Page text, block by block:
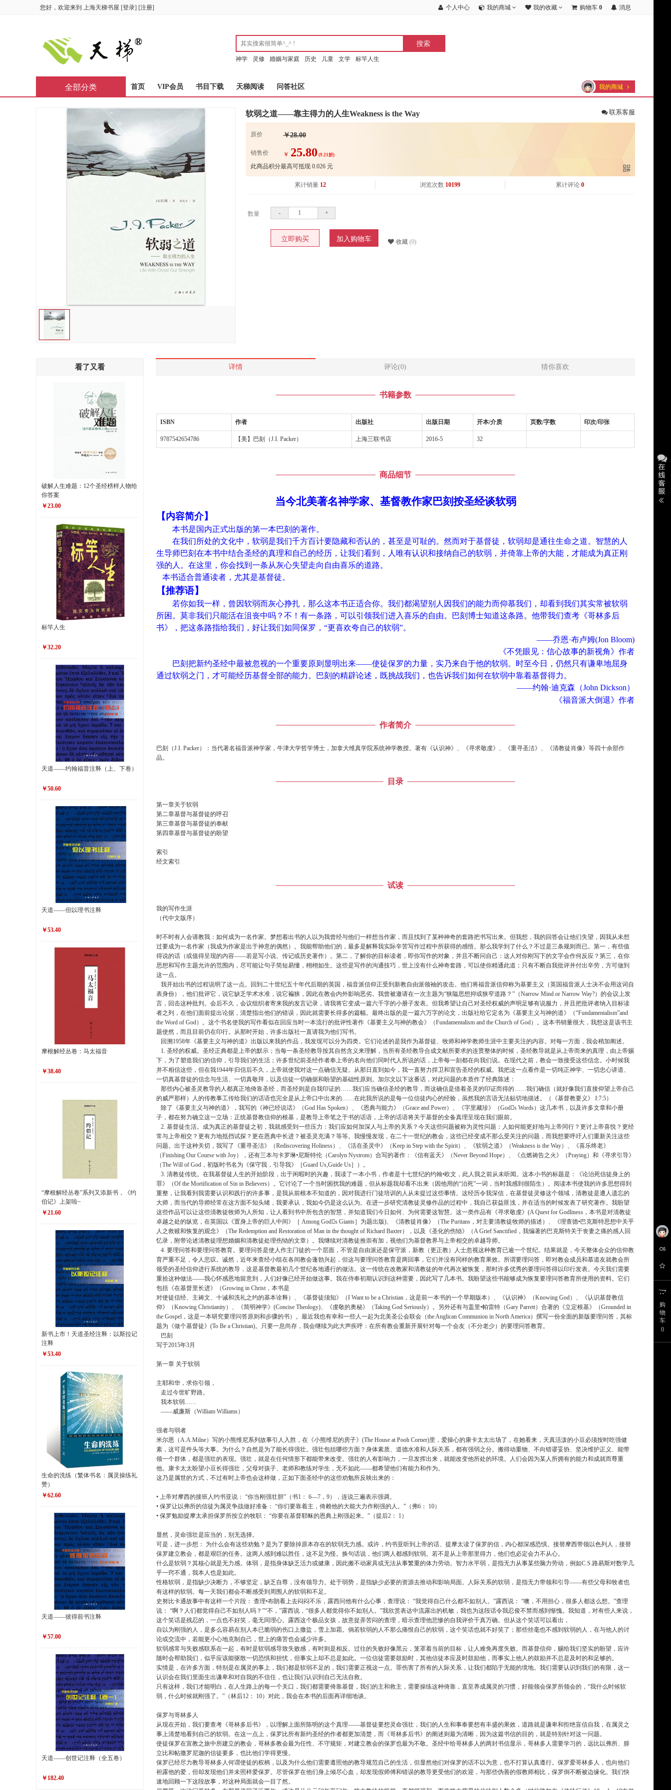
您好，欢迎来到 上海天梯书屋 [登录] [注册] 个人中心 我的商城 我的收藏 购物车 0 消息
神学 灵修 婚姻与家庭 历史 儿童 文学 标竿人生
首页 VIP会员 书目下载 天梯阅读 问答社区 我的商城
全部分类
软弱之道——靠主得力的人生Weakness is the Way 联系客服
原价 ￥28.00
销售价 ￥ 25.80 (9.21折)
此商品积分最高可抵现 0.026 元
累计销量 12 浏览次数 10199 累计评论 0
数量 - +
收藏 (0)
立即购买 加入购物车
看了又看
破解人生难题：12个圣经榜样人物给
你答案
￥23.00
标竿人生
￥32.20
天道——约翰福音注释（上、下卷）
￥50.60
天道——但以理书注释
￥53.40
摩根解经丛卷：马太福音
￥38.40
“摩根解经丛卷”系列又添新书，《约
伯记》上架啦~
￥21.60
新书上市！天道圣经注释：以斯拉记
注释
￥53.40
生命的洗练（繁体书名：属灵操练礼
赞）
￥62.60
天道——彼得前书注释
￥57.00
天道——创世记注释（全五卷）
￥182.40
详情 评论(0) 猜你喜欢
书籍参数
ISBN 作者 出版社 出版日期 开本/介质 页数/字数 印次/印张
9787542654786 【美】巴刻（J.I. Packer） 上海三联书店 2016-5 32
商品细节
当今北美著名神学家、基督教作家巴刻按圣经谈软弱
【内容简介】
本书是国内正式出版的第一本巴刻的著作。
在我们所处的文化中，软弱是我们千方百计要隐藏和否认的，甚至是可耻的。然而对于基督徒，软弱却是通往生命之道。智慧的人
生导师巴刻在本书中结合圣经的真理和自己的经历，让我们看到，人唯有认识和接纳自己的软弱，并倚靠上帝的大能，才能成为真正刚
强的人。在这里，你会找到一条从灰心失望走向自由喜乐的道路。
本书适合普通读者，尤其是基督徒。
【推荐语】
若你如我一样，曾因软弱而灰心挣扎，那么这本书正适合你。我们都渴望别人因我们的能力而仰慕我们，却看到我们其实常被软弱
所困。莫非我们只能活在沮丧中吗？不！有一条路，可以引领我们进入喜乐的自由。巴刻博士知道这条路。他带我们查考《哥林多后
书》，把这条路指给我们，好让我们如同保罗，“更喜欢夸自己的软弱”。
——乔恩·布卢姆(Jon Bloom)
《不凭眼见：信心故事的新视角》作者
巴刻把新约圣经中最被忽视的一个重要原则显明出来——使徒保罗的力量，实乃来自于他的软弱。时至今日，仍然只有谦卑地屈身
通过软弱之门，才可能经历基督全部的能力。巴刻的精辟论述，既挑战我们，也告诉我们如何在软弱中靠着基督得力。
——约翰·迪克森（John Dickson）
《福音派大倒退》作者
作者简介
巴刻（J.I. Packer）：当代著名福音派神学家，牛津大学哲学博士，加拿大维真学院系统神学教授。著有《认识神》、《寻求敬虔》、《重寻圣洁》、《清教徒肖像》等四十余部作
品。
目录
第一章关于软弱
第二章基督与基督徒的呼召
第三章基督与基督徒的奉献
第四章基督与基督徒的盼望
索引
经文索引
试读
我的写作生涯
（代中文版序）
时不时有人会请教我：如何成为一名作家。梦想着出书的人以为我曾经与他们一样想当作家，而且找到了某种神奇的套路把书写出来。但我想，我的回答会让他们失望，因我从未想
过要成为一名作家（我成为作家是出于神意的偶然）。我能帮助他们的，最多是解释我实际辛苦写作过程中所获得的感悟。那么我学到了什么？不过是三条规则而已。第一，有些值
得说的话（或值得呈现的内容——若是写小说、传记或历史著作）。第二，了解你的目标读者，即你写作的对象，并且不断问自己：这人对你刚写下的文字会作何反应？第三，在你
思想和写作主题允许的范围内，尽可能让句子简短易懂，栩栩如生。这些是写作的沟通技巧，世上没有什么神奇套路，可以使你精通此道；只有不断自我批评并付出辛劳，方可做到
这一点。
我开始出书的过程说明了这一点。回到二十世纪五十年代后期的英国，福音派信仰正受到新教自由派领袖的攻击。他们将福音派信仰称为基要主义（英国福音派人士决不会用这词自
表身份），他们批评它，说它缺乏学术水准，说它褊狭，因此在教会内外影响恶劣。我曾被邀请在一次主题为“狭隘思想抑或狭窄道路？”（Narrow Mind or Narrow Way?）的会议上发
言，回击这种批判。会后不久，会议组织者寄来我的发言记录，请我将它变成一篇六千字的小册子发表。但我希望让自己对圣经权威的声明足够有说服力，并且把批评者纳入目标读
者之列，在他们面前提出论据，清楚指出他们的错误，因此就需要长得多的篇幅。最终出版的是一篇六万字的论文，出版社给它定名为《基要主义与神的道》（“Fundamentalism”and
the Word of God）。这个书名使我的写作看似在回应当时一本流行的批评性著作《基要主义与神的教会》（Fundamentalism and the Church of God）。这本书销量很大，我想这是该书主
题使然，而且目前仍在印行。从那时开始，许多出版社一直请我为他们写书。
回溯1958年《基要主义与神的道》出版以来我的作品，我发现可以分为四类。它们论述的是我作为基督徒、牧师和神学教师生涯中主要关注的内容。对每一方面，我会稍加阐述。
1. 圣经的权威。圣经正典都是上帝的默示；当每一条圣经教导按其自然含义来理解，当所有圣经教导合成文献所要求的连贯整体的时候，圣经教导就是从上帝而来的真理，由上帝赐
下，为了塑造我们的信仰，引导我们的生活；许多世纪前圣经作者奉上帝的名向他们同时代人所说的话，上帝每一刻都在向我们说。在现代之前，教会一致接受这些信念。小时候我
并不相信这些，但在我1944年归信后不久，上帝就使我对这一点确信无疑。从那日直到如今，我一直努力捍卫和宣告圣经的权威。我把这一点看作是一切纯正神学、一切忠心讲道、
一切真基督徒的信念与生活、一切真敬拜，以及信徒一切确据和盼望的基础性原则。加尔文以下这番话，对此问题的本质作了经典陈述：
那些内心被圣灵教导的人都真正地倚靠圣经，而圣经则是自我印证的……我们应当确信圣经的教导，而这确信是借着圣灵的印证而得的……我们确信（就好像我们直接仰望上帝自己
的威严那样）人的传教事工传给我们的话语也完全是从上帝口中出来的……在此我所说的是每一位信徒内心的经验，虽然我的言语无法贴切地描述。（《基督教要义》 I:7:5）
除了《基要主义与神的道》，我写的《神已经说话》（God Has Spoken）、《恩典与能力》（Grace and Power）、《字里藏珍》（Gods Words）这几本书，以及许多文章和小册
子，都在努力确立这一立场：正统基督教信仰的根基，是教导上帝笔之于书的话语，上帝的话语将关于基督的全备真理呈现在我们眼前。
2. 基督徒生活。成为真正的基督徒之初，我就感受到一些压力：我们应如何加深人与上帝的关系？今天这些问题被称为灵性问题：人如何能更好地与上帝同行？更讨上帝喜悦？更经
常与上帝相交？更有力地抵挡试探？更在恩典中长进？被圣灵充满？等等。我慢慢发现，在二十一世纪的教会，这些已经变成不那么受关注的问题，而我想要呼吁人们重新关注这些
问题。出于这种关切，我写了《重寻圣洁》（Rediscovering Holiness）、《活在圣灵中》（Keep in Step with the Spirit）、《软弱之道》（Weakness is the Way）、《喜乐终老》
（Finishing Our Course with Joy），还有三本与卡罗琳•尼斯特伦（Carolyn Nystrom）合写的著作：《信有蓝天》（Never Beyond Hope）、《点燃祷告之火》（Praying）和《寻求引导》
（The Will of God，初版时书名为《保守我，引导我》［Guard Us,Guide Us］）。
3. 清教徒传统。在我基督徒人生的开始阶段，出于闲暇时的兴趣，我读了一本小书，作者是十七世纪的约翰•欧文，此人我之前从未听闻。这本小书的标题是：《论治死信徒身上的
罪》（Of the Mortification of Sin in Believers）。它讨论了一个当时困扰我的难题，但从标题我却看不出来（因他用的“治死”一词，当时我感到很陌生）。阅读本书使我的许多思想得到
重整，让我看到我需要认识和践行的许多事，是我从前根本不知道的，因对我进行门徒培训的人从未提过这些事情。这经历令我深信，在基督徒灵修这个领域，清教徒是遭人遗忘的
大师，而当代的导师经常在这方面不知头绪，我要承认，我如今仍是这么认为。在进一步研究清教徒灵修作品的过程中，我自己获益匪浅，并在适当的时候发表了研究著作。我盼望
这些作品可以让这些清教徒牧师为人所知，让人看到书中所包含的智慧，并知道我们今日如何、为何需要这智慧。这一类作品有《寻求敬虔》(A Quest for Godliness，本书是对清教徒
卓越之处的纵览，在英国以《置身上帝的巨人中间》［ Among Gods Giants］为题出版)、《清教徒肖像》（The Puritans，对主要清教徒牧师的描述）、《理查德•巴克斯特思想中关乎
人之救赎和恢复的观念》（The Redemption and Restoration of Man in the thought of Richard Baxter），以及《圣化的伤恸》（A Grief Sanctified，我编著的巴克斯特关于丧妻之痛的感人回
忆录，附带论述清教徒理想婚姻和清教徒处理伤恸的文章）。我继续对清教徒推崇有加，视他们为基督教界与上帝相交的卓越导师。
4. 要理问答和要理问答教育。要理问答是使人作主门徒的一个层面，不管是自由派还是保守派，新教（更正教）人士忽视这种教育已逾一个世纪。结果就是，今天整体会众的信仰教
育严重不足，令人悲叹。诚然，近年来查经小组在各间教会蓬勃兴起，但这与要理问答教育是两回事，它们并没有同样的教育果效。所谓要理问答，即对教会成员和慕道友就教会所
领受的圣经信仰进行系统的教导，这是基督教最初几个世纪各地通行的做法。这一传统在改教家和清教徒的年代再次被恢复，那时许多优秀的要理问答得以印行发表。今天我们需要
重拾这种做法——我心怀感恩地留意到，人们好像已经开始做这事。我在侍奉初期认识到这种需要，因此写了几本书。我盼望这些书能够成为恢复要理问答教育所使用的资料。它们
包括《在基督里长进》（Growing in Christ，本书是
对使徒信经、主祷文、十诫和洗礼之约的基本诠释）、《基督徒须知》（I Want to be a Christian，这是前一本书的一个早期版本）、《认识神》（Knowing God）、《认识基督教信
仰》（Knowing Christianity）、《简明神学》(Concise Theology)、《虔敬的奥秘》（Taking God Seriously）。另外还有与盖里•帕雷特（Gary Parrett）合著的《立定根基》（Grounded in
the Gospel，这是一本研究要理问答原则和步骤的书）。最近我也有幸和一些人一起为北美圣公会联会（the Anglican Communion in North America）撰写一份全面的新版要理问答，其标
题为《做个基督徒》(To Be a Christian)。只要一息尚存，我会继续为此大声疾呼：在所有教会重新开展针对每一个会友（不分老少）的要理问答教育。
巴刻
写于2015年3月
第一章 关于软弱
主耶和华，求你引领，
走过今世旷野路。
我本软弱……
——威廉斯（William Williams）
强者与弱者
米尔恩（A.A.Milne）写的小熊维尼系列故事引人入胜，在《小熊维尼的房子》(The House at Pooh Corner)里，爱操心的康卡太太出场了，在她看来，天真活泼的小豆必须按时吃强健
素，这可是件头等大事。为什么？自然是为了能长得强壮。强壮包括哪些方面？身体素质、道德水准和人际关系，都有强弱之分。搬得动重物、不向错谬妥协、坚决维护正义、能带
领一个群体，都是强壮的表现。强壮，就是在任何情形下都能带来改变。强壮的人有影响力，一旦发挥出来，就能改变他所处的环境。人们会因为某人所拥有的能力和成就而尊重
他。康卡太太盼望小豆长得强壮，父母对孩子、老师和教练对学生，无不如此——都希望他们有能力和作为。
这乃是属世的方式，不过有时上帝也会这样做，正如下面圣经中的这些劝勉所反映出来的：
• 上帝对摩西的接班人约书亚说： “你当刚强壮胆”（书1： 6—7，9），连说三遍表示强调。
• 保罗让以弗所的信徒为属灵争战做好准备： “你们要靠着主，倚赖他的大能大力作刚强的人。”（弗6： 10）
• 保罗勉励提摩太承担保罗所按立的牧职： “你要在基督耶稣的恩典上刚强起来。”（提后2： 1）
显然，灵命强壮是应当的，别无选择。
可是，进一步想： 为什么会有这些劝勉？是为了要除掉原本存在的软弱无力感。或许，约书亚听到上帝的话、提摩太读了保罗的信，内心都深感恐惧。接替摩西带领以色列人，接替
保罗建立教会，都是艰巨的任务。这两人感到难以胜任，这不足为怪。换句话说，他们两人都感到软弱。若不是从上帝那里得力，他们也必定会力不从心。
什么是软弱？其核心就是无力感。体弱，是指身体缺乏活力或健康，因此搬不动家具或无法从事繁重的体力劳动。智力水平弱，是指无力从事某些脑力劳动，例如C.S.路易斯对数学几
乎一窍不通，我本人也是如此。
性格软弱，是指缺少决断力，不够坚定，缺乏自尊，没有领导力。处于弱势，是指缺少必要的资源去推动和影响局面。人际关系的软弱，是指无力带领和引导——有些父母和牧者也
有这样的软弱。每一天我们都会不断感受到周围人的软弱和不足。
史努比卡通故事中有这样一个片段： 查理•布朗看上去闷闷不乐，露西问他有什么心事，查理说： “我觉得自己什么都不如别人。”露西说： “噢，不用担心，很多人都这么想。”查理
说： “啊？人们都觉得自己不如别人吗？”“不，”露西说，“很多人都觉得你不如别人。”我欣赏表达中流露出的机敏，我也为这段话令我忍俊不禁而感到惭愧。我知道，对有些人来说，
这个笑话是残忍的，一点也不好笑，毫无同理心。露西这个极品女孩，故意捉弄苦闷的查理，暗示查理他悲惨的自我评价千真万确。但从这个笑话可以看出，
自以为刚强的人，是多么容易在别人本已脆弱的伤口上撒盐，雪上加霜。倘若软弱的人不那么痛恨自己的软弱，这个笑话也就不好笑了；那些丝毫也不感到软弱的人，在与他人的讨
论或交流中，若能更小心地克制自己，世上的痛苦也会减少许多。
软弱感常与失败感联系在一起，有时是软弱感导致失败感，有时则是相反。过往的失败好像黑云，笼罩着当前的目标，让人难免再度失败。而基督信仰，赐给我们坚实的盼望，应许
随时会帮助我们，似乎应该能驱散一切恐惧和担忧，但事实上却不总是如此。一位信徒需要鼓励时，其他信徒本应及时鼓励他，而事实上他人的鼓励并不总是及时的和足够的。
实情是，在许多方面，特别是在属灵的事上，我们都是软弱不足的，我们需要正视这一点。罪伤害了所有的人际关系，让我们都陷于无能的境地。我们需要认识到我们的有限，这一
认识会在我们里面生出谦卑和对自我的不信任，也让我们认识到自己无法自救。
只有这样，我们才能明白，在人生路上的每一个关口，我们都需要倚靠基督，我们的主和救主，需要操练这种倚靠，直至养成属灵的习惯，好能领会保罗所领会的，“我什么时候软
弱，什么时候就刚强了。”（林后12： 10）对此，我会在本书的后面再详细地谈。
保罗与哥林多人
从现在开始，我们要查考《哥林多后书》，以理解上面所陈明的这个真理——基督徒要想灵命强壮，我们的人生和事奉要想有丰盛的果效，道路就是谦卑和拒绝盲信自我，在属灵之
事上清楚地看到自己的软弱。在这一点上，保罗比所有新约圣经的作者都更加清楚，而《哥林多后书》的阐述则最为清晰，因为这篇书信的目的，就是特别针对这一问题。
使徒保罗在宣教之旅中所建立的教会，哥林多教会最为任性、不守规矩，对建立教会的保罗也最为不敬。圣经中给哥林多人的两封书信显示，哥林多人需要学习的，远比以弗所、腓
立比和帖撒罗尼迦的信徒要多，也比他们学得更慢。
保罗已经尽力教导哥林多人何谓使徒的权柄，以及为什么他们需要遵照他的教导规范自己的生活，但显然他们对保罗的话不以为意，也不打算认真遵行。保罗爱哥林多人，也向他们
袒露他的爱，但却发现他们并未照样爱保罗。尽管保罗在他们身上倾尽心血，却发现假师傅和错误的教导更受他们的欢迎，与那些伪善的假教师相比，保罗倒不断被边缘化。我们快
速地回顾一下这段故事，对这种局面就会一目了然。
购
物
车
0